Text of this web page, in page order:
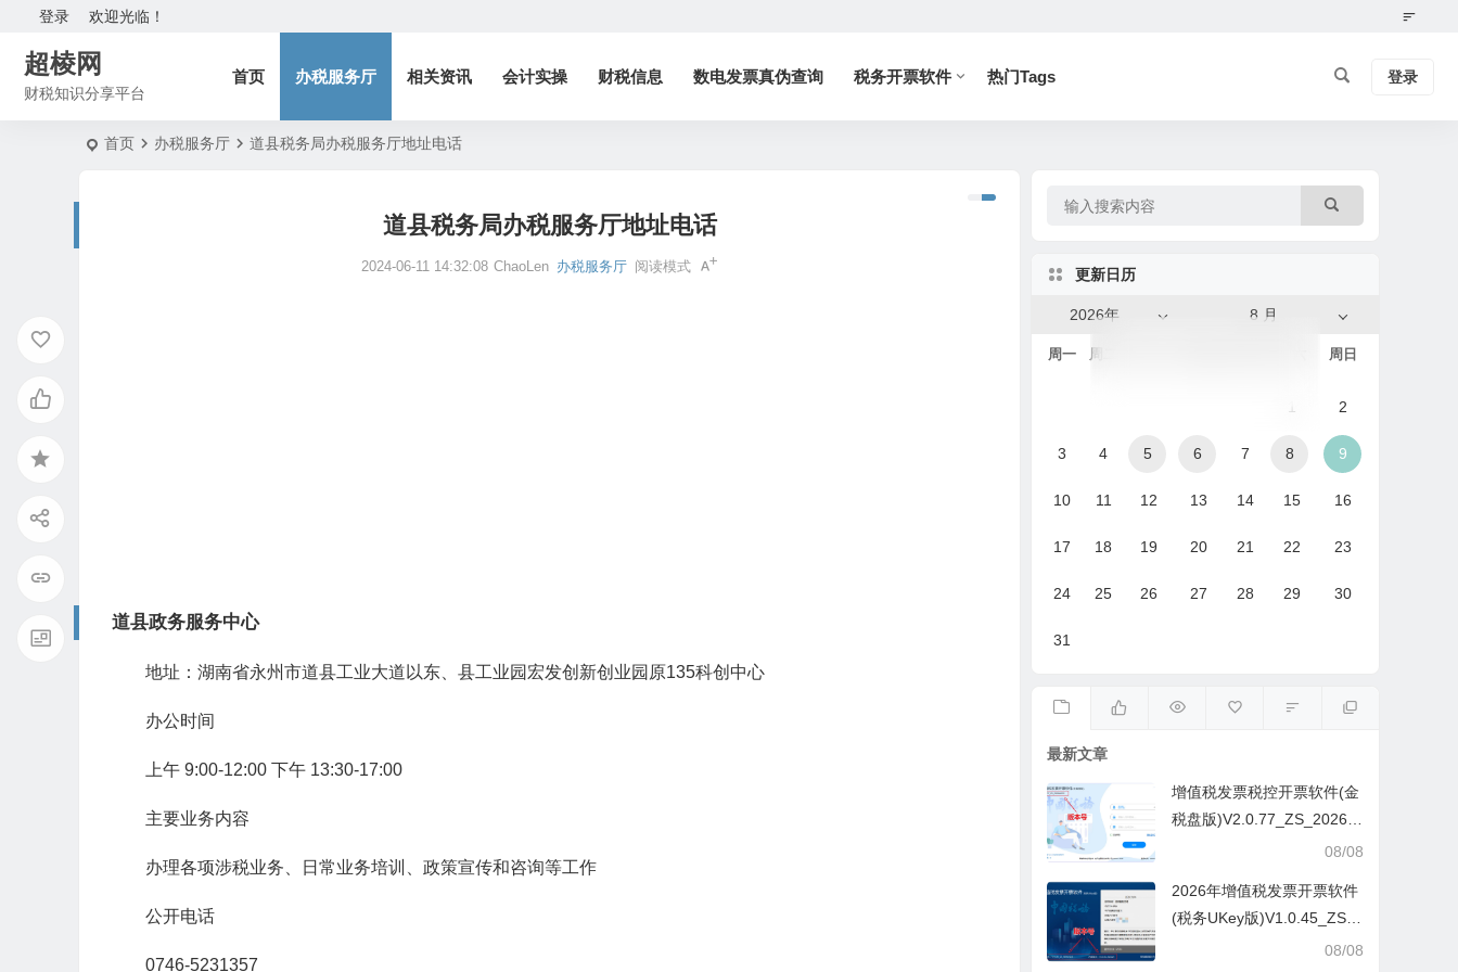
欢迎光临！
登录
超棱网
财税知识分享平台
首页 办税服务厅 相关资讯 会计实操 财税信息 数电发票真伪查询 税务开票软件 热门Tags 登录
首页 办税服务厅 道县税务局办税服务厅地址电话
道县税务局办税服务厅地址电话
2024-06-11 14:32:08 ChaoLen 办税服务厅 阅读模式
道县政务服务中心
地址：湖南省永州市道县工业大道以东、县工业园宏发创新创业园原135科创中心
办公时间
上午 9:00-12:00 下午 13:30-17:00
主要业务内容
办理各项涉税业务、日常业务培训、政策宣传和咨询等工作
公开电话
0746-5231357
更新日历
8 月
2026年
周一 周二 周日
2
3 4 5 6 7 8 9
10 11 12 13 14 15 16
17 18 19 20 21 22 23
24 25 26 27 28 29 30
31
最新文章
增值税发票税控开票软件(金
税盘版)V2.0.77_ZS_20260
08/08
2026年增值税发票开票软件
(税务UKey版)V1.0.45_ZS_
08/08